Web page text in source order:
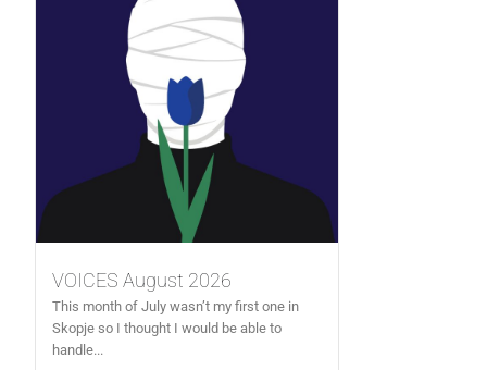
VOICES August 2026
This month of July wasn’t my first one in
Skopje so I thought I would be able to
handle...